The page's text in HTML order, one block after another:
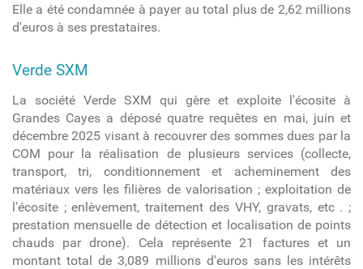
Elle a été condamnée à payer au total plus de 2,62 millions
d'euros à ses prestataires.
Verde SXM
La société Verde SXM qui gère et exploite l'écosite à
Grandes Cayes a déposé quatre requêtes en mai, juin et
décembre 2025 visant à recouvrer des sommes dues par la
COM pour la réalisation de plusieurs services (collecte,
transport, tri, conditionnement et acheminement des
matériaux vers les filières de valorisation ; exploitation de
l'écosite ; enlèvement, traitement des VHY, gravats, etc . ;
prestation mensuelle de détection et localisation de points
chauds par drone). Cela représente 21 factures et un
montant total de 3,089 millions d'euros sans les intérêts